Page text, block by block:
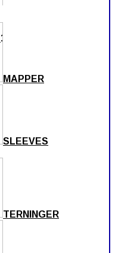
MAPPER
SLEEVES
TERNINGER